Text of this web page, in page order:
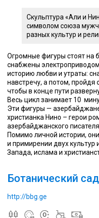
Скульптура «Али и
символом союза
разных культур и
Огромные фигуры стоят на
снабжены
историю любви и утраты:
навстречу, а потом, пройдя
чтобы в конце пути
Весь цикл занимает 10
Эти фигуры —
христианка Нино – герои
азербайджанского
Помимо личной истории,
и примирении двух культур
Запада, ислама и
Ботанический сад
http://bbg.ge